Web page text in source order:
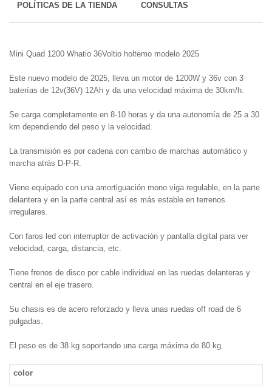
POLÍTICAS DE LA TIENDA CONSULTAS
Mini Quad 1200 Whatio 36Voltio holtemo modelo 2025
Este nuevo modelo de 2025, lleva un motor de 1200W y 36v con 3
baterías de 12v(36V) 12Ah y da una velocidad máxima de 30km/h.
Se carga completamente en 8-10 horas y da una autonomía de 25 a 30
km dependiendo del peso y la velocidad.
La transmisión es por cadena con cambio de marchas automático y
marcha atrás D-P-R.
Viene equipado con una amortiguación mono viga regulable, en la parte
delantera y en la parte central así es más estable en terrenos
irregulares.
Con faros led con interruptor de activación y pantalla digital para ver
velocidad, carga, distancia, etc.
Tiene frenos de disco por cable individual en las ruedas delanteras y
central en el eje trasero.
Su chasis es de acero reforzado y lleva unas ruedas off road de 6
pulgadas.
El peso es de 38 kg soportando una carga máxima de 80 kg.
color